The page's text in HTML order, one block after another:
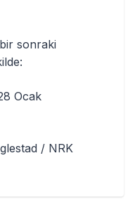
sonraki
Ocak
/ NRK